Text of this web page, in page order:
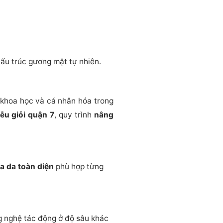
trúc gương mặt tự nhiên.
học và cá nhân hóa trong
giỏi quận 7, quy trình nâng
da toàn diện phù hợp từng
nghệ tác động ở độ sâu khác